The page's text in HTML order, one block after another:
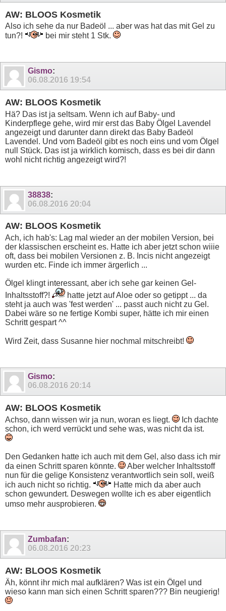
AW: BLOOS Kosmetik
Also ich sehe da nur Badeöl ... aber was hat das mit Gel zu
tun?!
bei mir steht 1 Stk.
Gismo:
06.08.2016 19:54
AW: BLOOS Kosmetik
Hä? Das ist ja seltsam. Wenn ich auf Baby- und
Kinderpflege gehe, wird mir erst das Baby Ölgel Lavendel
angezeigt und darunter dann direkt das Baby Badeöl
Lavendel. Und vom Badeöl gibt es noch eins und vom Ölgel
null Stück. Das ist ja wirklich komisch, dass es bei dir dann
wohl nicht richtig angezeigt wird?!
38838:
06.08.2016 20:04
AW: BLOOS Kosmetik
Ach, ich hab's: Lag mal wieder an der mobilen Version, bei
der klassischen erscheint es. Hatte ich aber jetzt schon wiiie
oft, dass bei mobilen Versionen z. B. Incis nicht angezeigt
wurden etc. Finde ich immer ärgerlich ...
Ölgel klingt interessant, aber ich sehe gar keinen Gel-
Inhaltsstoff?!
hatte jetzt auf Aloe oder so getippt ... da
steht ja auch was 'fest werden' ... passt auch nicht zu Gel.
Dabei wäre so ne fertige Kombi super, hätte ich mir einen
Schritt gespart ^^
Wird Zeit, dass Susanne hier nochmal mitschreibt!
Gismo:
06.08.2016 20:14
AW: BLOOS Kosmetik
Achso, dann wissen wir ja nun, woran es liegt.
Ich dachte
schon, ich werd verrückt und sehe was, was nicht da ist.
Den Gedanken hatte ich auch mit dem Gel, also dass ich mir
da einen Schritt sparen könnte.
Aber welcher Inhaltsstoff
nun für die gelige Konsistenz verantwortlich sein soll, weiß
ich auch nicht so richtig.
Hatte mich da aber auch
schon gewundert. Deswegen wollte ich es aber eigentlich
umso mehr ausprobieren.
Zumbafan:
06.08.2016 20:23
AW: BLOOS Kosmetik
Äh, könnt ihr mich mal aufklären? Was ist ein Ölgel und
wieso kann man sich einen Schritt sparen??? Bin neugierig!